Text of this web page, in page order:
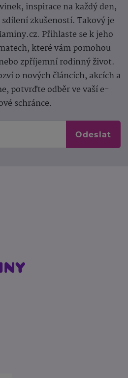
inspirace na každý den,
zkušeností. Takový je
Přihlaste se k jeho
které vám pomohou
zpříjemní rodinný život.
o nových článcích, akcích a
potvrďte odběr ve vaší e-
schránce.
Odeslat